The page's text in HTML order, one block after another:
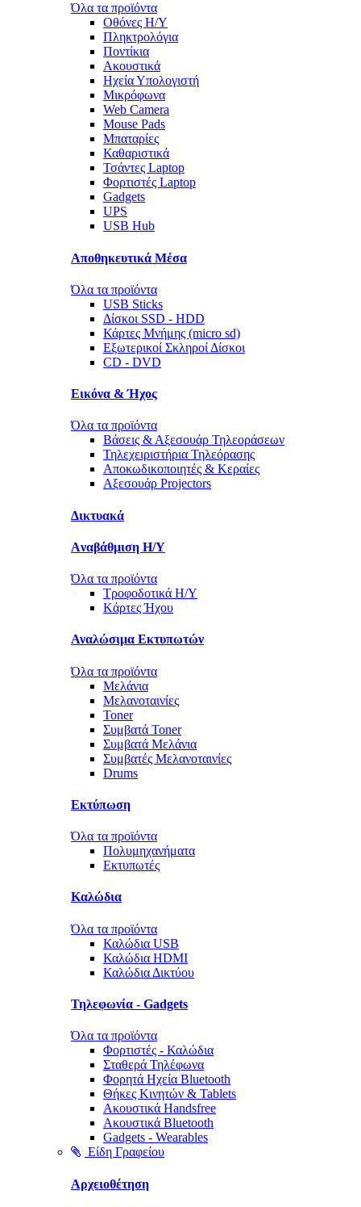
Όλα τα προϊόντα
Οθόνες Η/Υ
Πληκτρολόγια
Ποντίκια
Ακουστικά
Ηχεία Υπολογιστή
Μικρόφωνα
Web Camera
Mouse Pads
Μπαταρίες
Καθαριστικά
Τσάντες Laptop
Φορτιστές Laptop
Gadgets
UPS
USB Hub
Αποθηκευτικά Μέσα
Όλα τα προϊόντα
USB Sticks
Δίσκοι SSD - HDD
Κάρτες Μνήμης (micro sd)
Εξωτερικοί Σκληροί Δίσκοι
CD - DVD
Εικόνα & Ήχος
Όλα τα προϊόντα
Βάσεις & Αξεσουάρ Τηλεοράσεων
Τηλεχειριστήρια Τηλεόρασης
Αποκωδικοποιητές & Κεραίες
Αξεσουάρ Projectors
Δικτυακά
Aναβάθμιση Η/Υ
Όλα τα προϊόντα
Τροφοδοτικά Η/Υ
Kάρτες Ήχου
Αναλώσιμα Εκτυπωτών
Όλα τα προϊόντα
Μελάνια
Μελανοταινίες
Toner
Συμβατά Toner
Συμβατά Μελάνια
Συμβατές Μελανοταινίες
Drums
Εκτύπωση
Όλα τα προϊόντα
Πολυμηχανήματα
Εκτυπωτές
Καλώδια
Όλα τα προϊόντα
Καλώδια USB
Καλώδια HDMI
Καλώδια Δικτύου
Τηλεφωνία - Gadgets
Όλα τα προϊόντα
Φορτιστές - Καλώδια
Σταθερά Τηλέφωνα
Φορητά Ηχεία Bluetooth
Θήκες Κινητών & Tablets
Ακουστικά Handsfree
Ακουστικά Bluetooth
Gadgets - Wearables
Είδη Γραφείου
Αρχειοθέτηση